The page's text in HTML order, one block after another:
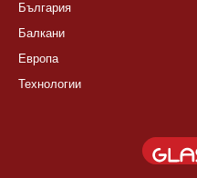
България
Балкани
Европа
Технологии